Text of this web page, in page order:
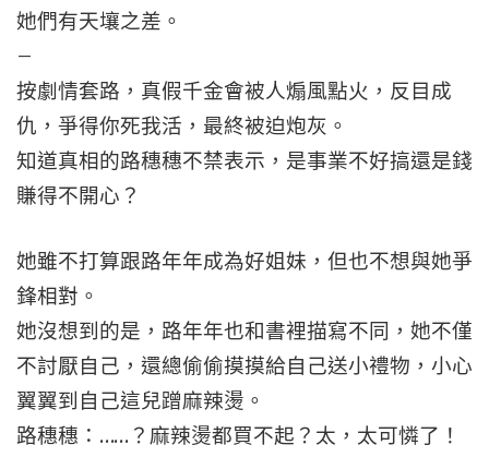
她們有天壤之差。
–
按劇情套路，真假千金會被人煽風點火，反目成
仇，爭得你死我活，最終被迫炮灰。
知道真相的路穗穗不禁表示，是事業不好搞還是錢
賺得不開心？
她雖不打算跟路年年成為好姐妹，但也不想與她爭
鋒相對。
她沒想到的是，路年年也和書裡描寫不同，她不僅
不討厭自己，還總偷偷摸摸給自己送小禮物，小心
翼翼到自己這兒蹭麻辣燙。
路穗穗：……？麻辣燙都買不起？太，太可憐了！